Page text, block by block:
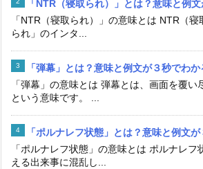
「NTR（寝取られ）」とは？意味と例
「NTR（寝取られ）」の意味とは NTR（
られ」のインタ...
「弾幕」とは？意味と例文が３秒でわか
「弾幕」の意味とは 弾幕とは、画面を覆い
という意味です。 ...
「ポルナレフ状態」とは？意味と例文が
「ポルナレフ状態」の意味とは ポルナレフ
える出来事に混乱し...